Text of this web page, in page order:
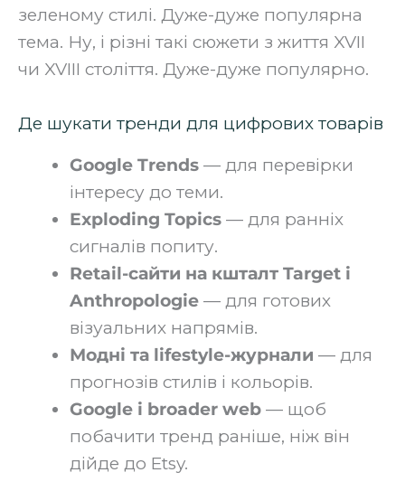
зеленому стилі. Дуже-дуже популярна
тема. Ну, і різні такі сюжети з життя XVII
чи XVIII століття. Дуже-дуже популярно.
Де шукати тренди для цифрових товарів
Google Trends — для перевірки
інтересу до теми.
Exploding Topics — для ранніх
сигналів попиту.
Retail-сайти на кшталт Target і
Anthropologie — для готових
візуальних напрямів.
Модні та lifestyle-журнали — для
прогнозів стилів і кольорів.
Google і broader web — щоб
побачити тренд раніше, ніж він
дійде до Etsy.